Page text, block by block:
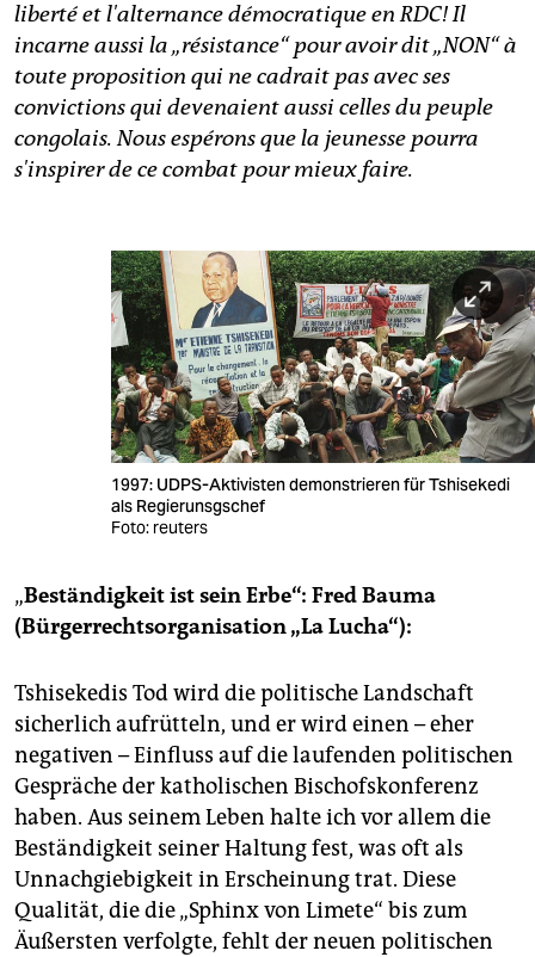
liberté et l'alternance démocratique en RDC! Il
incarne aussi la „résistance“ pour avoir dit „NON“ à
toute proposition qui ne cadrait pas avec ses
convictions qui devenaient aussi celles du peuple
congolais. Nous espérons que la jeunesse pourra
s'inspirer de ce combat pour mieux faire.
1997: UDPS-Aktivisten demonstrieren für Tshisekedi
als Regierunsgschef
Foto: reuters
„Beständigkeit ist sein Erbe“: Fred Bauma
(Bürgerrechtsorganisation „La Lucha“):
Tshisekedis Tod wird die politische Landschaft
sicherlich aufrütteln, und er wird einen – eher
negativen – Einfluss auf die laufenden politischen
Gespräche der katholischen Bischofskonferenz
haben. Aus seinem Leben halte ich vor allem die
Beständigkeit seiner Haltung fest, was oft als
Unnachgiebigkeit in Erscheinung trat. Diese
Qualität, die die „Sphinx von Limete“ bis zum
Äußersten verfolgte, fehlt der neuen politischen